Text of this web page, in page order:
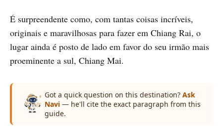
É surpreendente como, com tantas coisas incríveis,
originais e maravilhosas para fazer em Chiang Rai, o
lugar ainda é posto de lado em favor do seu irmão mais
proeminente a sul, Chiang Mai.
Got a quick question on this destination? Ask
Navi — he'll cite the exact paragraph from this
guide.